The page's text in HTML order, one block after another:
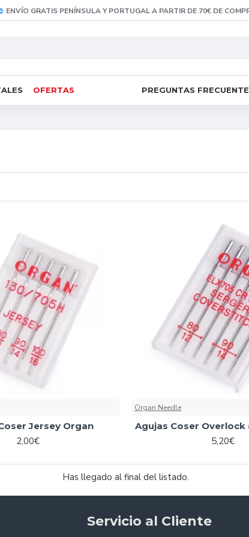
ENVÍO GRATIS PENÍNSULA Y PORTUGAL A PARTIR DE 70€ DE
OFERTAS PREGUNTAS
Jersey Organ
2,00€
Organ Needle
Agujas Coser
5,20€
Has llegado al final del listado.
Servicio al Cliente